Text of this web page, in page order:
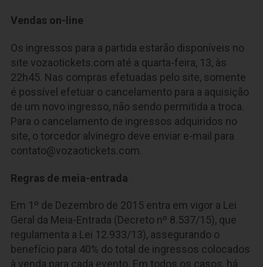
Vendas on-line
Os ingressos para a partida estarão disponíveis no
site vozaotickets.com até a quarta-feira, 13, às
22h45. Nas compras efetuadas pelo site, somente
é possível efetuar o cancelamento para a aquisição
de um novo ingresso, não sendo permitida a troca.
Para o cancelamento de ingressos adquiridos no
site, o torcedor alvinegro deve enviar e-mail para
contato@vozaotickets.com.
Regras de meia-entrada
Em 1º de Dezembro de 2015 entra em vigor a Lei
Geral da Meia-Entrada (Decreto nº 8.537/15), que
regulamenta a Lei 12.933/13), assegurando o
benefício para 40% do total de ingressos colocados
à venda para cada evento. Em todos os casos, há